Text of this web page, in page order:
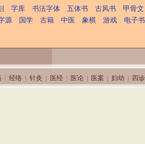
字库 书法字体 五体书 古风书 甲骨文
源 国学 古籍 中医 象棋 游戏 电子书
经络 针灸 医经 医论 医案 妇幼 四诊